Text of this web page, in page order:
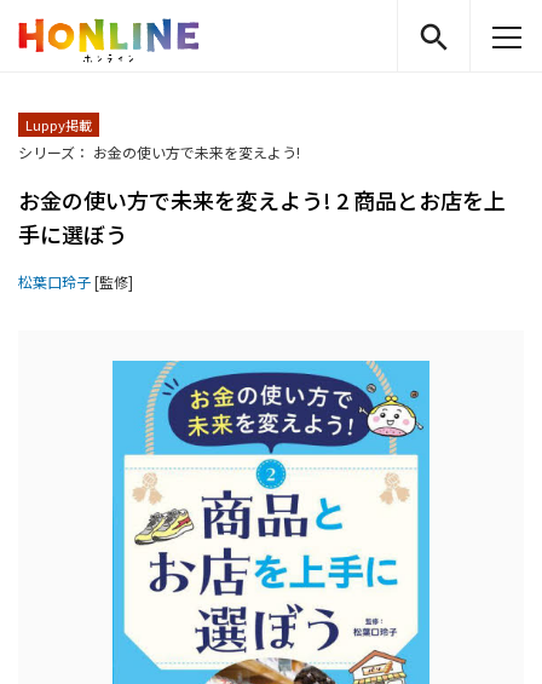
Luppy掲載
シリーズ： お金の使い方で未来を変えよう!
お金の使い方で未来を変えよう! 2 商品とお店を上
手に選ぼう
松葉口玲子[監修]